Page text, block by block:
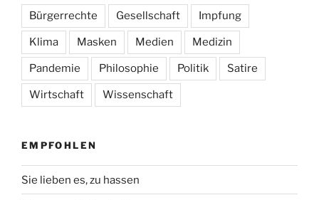
Bürgerrechte Gesellschaft Impfung
Klima Masken Medien Medizin
Pandemie Philosophie Politik Satire
Wirtschaft Wissenschaft
EMPFOHLEN
Sie lieben es, zu hassen